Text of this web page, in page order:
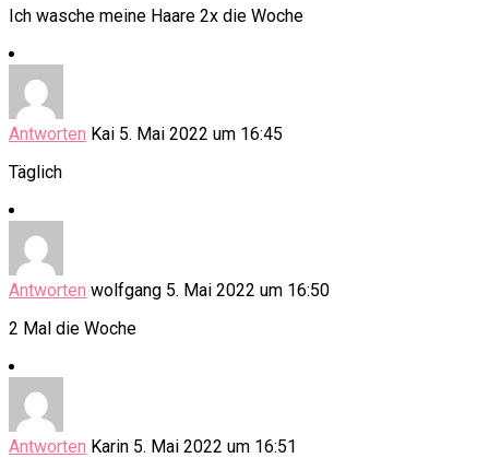
Ich wasche meine Haare 2x die Woche
Antworten Kai 5. Mai 2022 um 16:45
Täglich
Antworten wolfgang 5. Mai 2022 um 16:50
2 Mal die Woche
Antworten Karin 5. Mai 2022 um 16:51